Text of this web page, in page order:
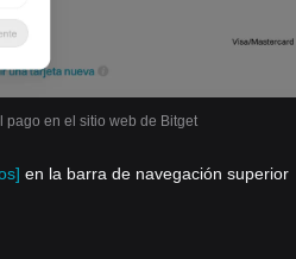
pago en el sitio web de Bitget
en la barra de navegación superior